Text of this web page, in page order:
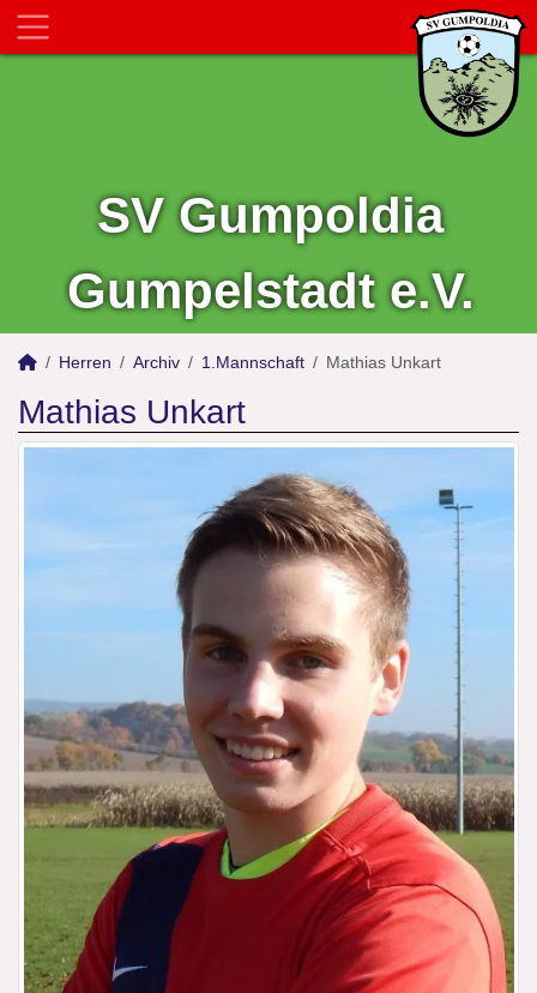
SV Gumpoldia
Gumpelstadt e.V.
Herren Archiv 1.Mannschaft Mathias Unkart
Mathias Unkart